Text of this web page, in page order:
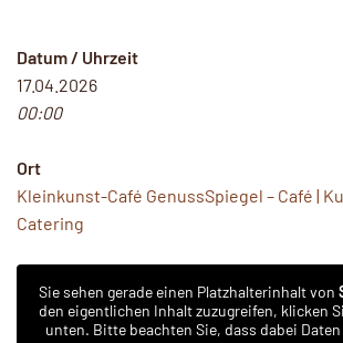
Datum / Uhrzeit
17.04.2026
00:00
Ort
Kleinkunst-Café GenussSpiegel – Café |
Catering
Sie sehen gerade einen Platzhalterinhalt von
den eigentlichen Inhalt zuzugreifen, klicken
unten. Bitte beachten Sie, dass dabei